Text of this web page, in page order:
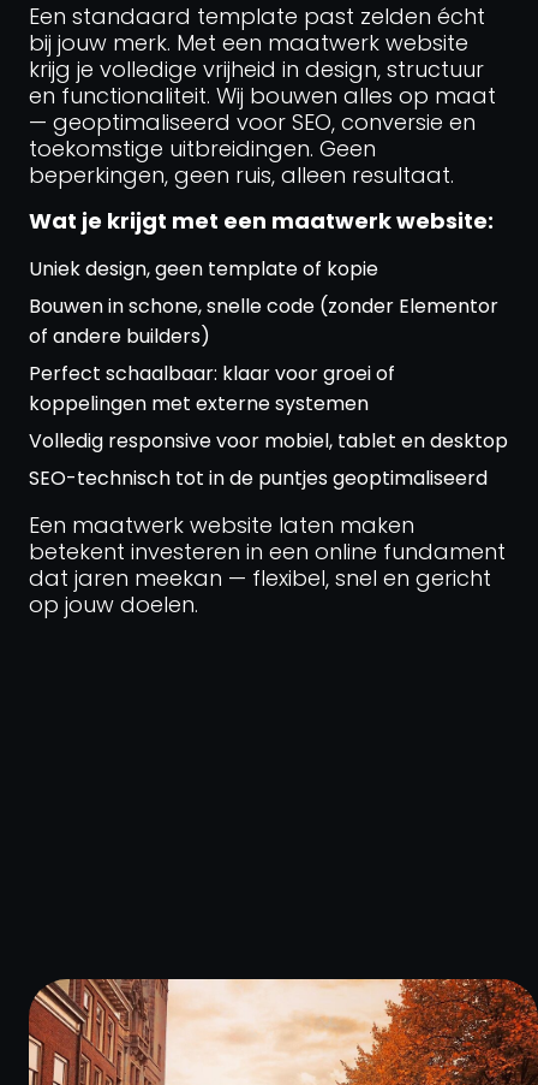
Een standaard template past zelden écht
bij jouw merk. Met een maatwerk website
krijg je volledige vrijheid in design, structuur
en functionaliteit. Wij bouwen alles op maat
— geoptimaliseerd voor SEO, conversie en
toekomstige uitbreidingen. Geen
beperkingen, geen ruis, alleen resultaat.
Wat je krijgt met een maatwerk website:
Uniek design, geen template of kopie
Bouwen in schone, snelle code (zonder Elementor
of andere builders)
Perfect schaalbaar: klaar voor groei of
koppelingen met externe systemen
Volledig responsive voor mobiel, tablet en desktop
SEO-technisch tot in de puntjes geoptimaliseerd
Een maatwerk website laten maken
betekent investeren in een online fundament
dat jaren meekan — flexibel, snel en gericht
op jouw doelen.